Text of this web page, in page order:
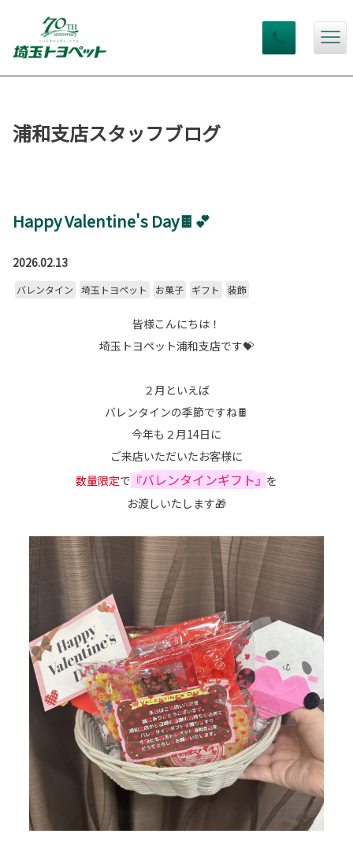
浦和支店スタッフブログ
Happy Valentine's Day🍫💕
2026.02.13
バレンタイン 埼玉トヨペット お菓子 ギフト 装飾
皆様こんにちは！
埼玉トヨペット浦和支店です💝
２月といえば
バレンタインの季節ですね🍫
今年も２月14日に
ご来店いただいたお客様に
数量限定で 『バレンタインギフト』 を
お渡しいたします🎁